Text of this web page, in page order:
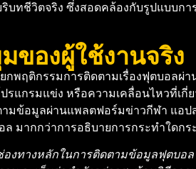
บทชีวิตจริง ซึ่งสอดคล้องกับรูปแบบก
ของผู้ใช้งานจริง
กพฤติกรรมการติดตามเรื่องฟุตบอลผ่
แกรมแข่ง หรือความเคลื่อนไหวที่เกี่
มข้อมูลผ่านแพลตฟอร์มข่าวกีฬา แอป
มากกว่าการอธิบายการกระทำใดกร
งทางหลักในการติดตามข้อมูลฟุตบอล